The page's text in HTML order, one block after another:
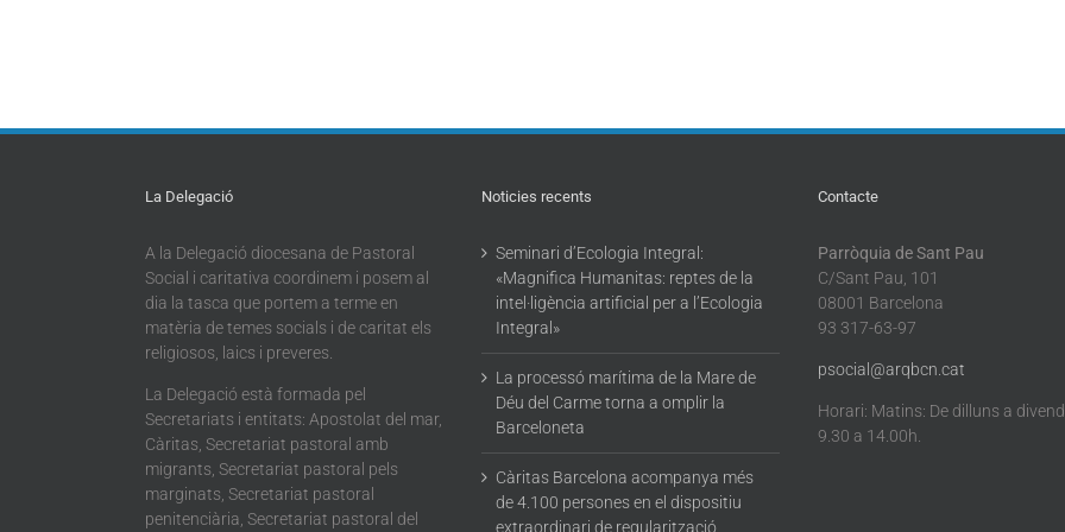
La Delegació
A la Delegació diocesana de Pastoral
Social i caritativa coordinem i posem al
dia la tasca que portem a terme en
matèria de temes socials i de caritat els
religiosos, laics i preveres.
La Delegació està formada pel
Secretariats i entitats: Apostolat del mar,
Càritas, Secretariat pastoral amb
migrants, Secretariat pastoral pels
marginats, Secretariat pastoral
penitenciària, Secretariat pastoral del
Noticies recents
Seminari d’Ecologia Integral:
«Magnifica Humanitas: reptes de la
intel·ligència artificial per a l’Ecologia
Integral»
La processó marítima de la Mare de
Déu del Carme torna a omplir la
Barceloneta
Càritas Barcelona acompanya més
de 4.100 persones en el dispositiu
extraordinari de regularització
Contacte
Parròquia de Sant Pau
C/Sant Pau, 101
08001 Barcelona
93 317-63-97
psocial@arqbcn.cat
Horari: Matins: De dilluns a
9.30 a 14.00h.